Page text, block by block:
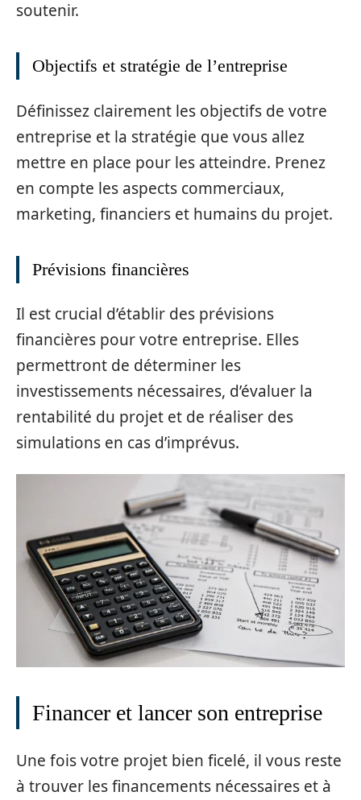
soutenir.
Objectifs et stratégie de l’entreprise
Définissez clairement les objectifs de votre
entreprise et la stratégie que vous allez
mettre en place pour les atteindre. Prenez
en compte les aspects commerciaux,
marketing, financiers et humains du projet.
Prévisions financières
Il est crucial d’établir des prévisions
financières pour votre entreprise. Elles
permettront de déterminer les
investissements nécessaires, d’évaluer la
rentabilité du projet et de réaliser des
simulations en cas d’imprévus.
Financer et lancer son entreprise
Une fois votre projet bien ficelé, il vous reste
à trouver les financements nécessaires et à